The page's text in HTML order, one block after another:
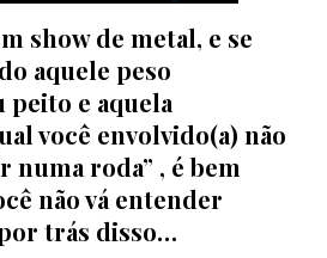
show de metal, e se
aquele peso
e aquela
você envolvido(a) não
numa roda” , é bem
não vá entender
trás disso…